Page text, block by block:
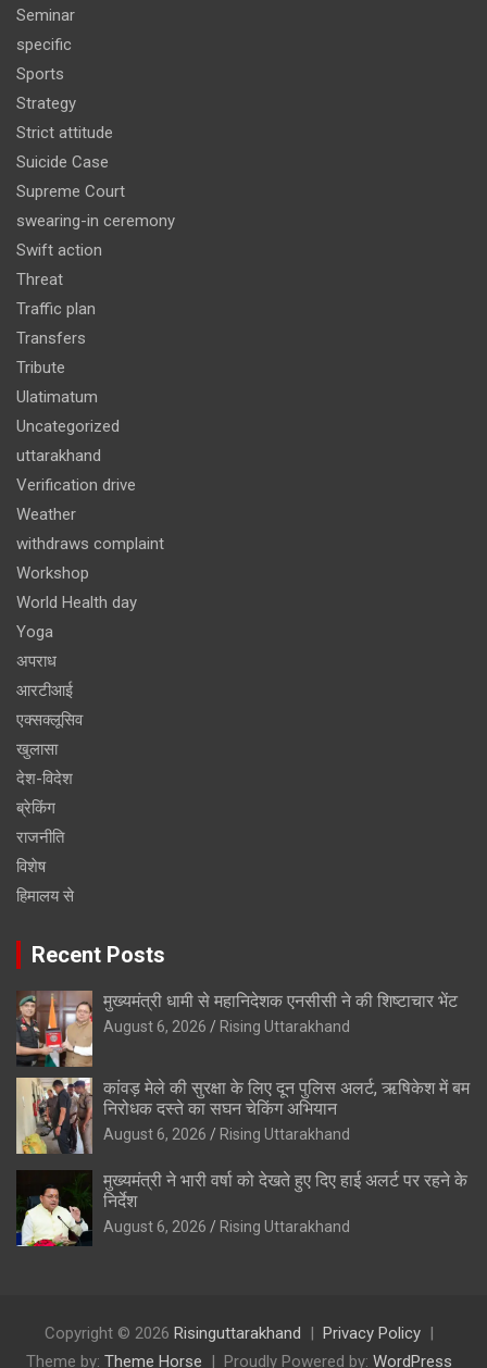
Seminar
specific
Sports
Strategy
Strict attitude
Suicide Case
Supreme Court
swearing-in ceremony
Swift action
Threat
Traffic plan
Transfers
Tribute
Ulatimatum
Uncategorized
uttarakhand
Verification drive
Weather
withdraws complaint
Workshop
World Health day
Yoga
अपराध
आरटीआई
एक्सक्लूसिव
खुलासा
देश-विदेश
ब्रेकिंग
राजनीति
विशेष
हिमालय से
Recent Posts
मुख्यमंत्री धामी से महानिदेशक एनसीसी ने की शिष्टाचार भेंट
August 6, 2026 Rising Uttarakhand
कांवड़ मेले की सुरक्षा के लिए दून पुलिस अलर्ट, ऋषिकेश में बम
निरोधक दस्ते का सघन चेकिंग अभियान
August 6, 2026 Rising Uttarakhand
मुख्यमंत्री ने भारी वर्षा को देखते हुए दिए हाई अलर्ट पर रहने के
निर्देश
August 6, 2026 Rising Uttarakhand
Copyright © 2026 Risinguttarakhand
Privacy Policy
Theme by: Theme Horse Proudly Powered by: WordPress